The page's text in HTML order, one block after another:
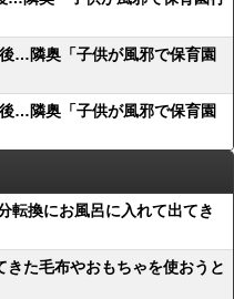
…隣奥「子供が風邪で保育園
…隣奥「子供が風邪で保育園
転換にお風呂に入れて出てき
た毛布やおもちゃを使おうと